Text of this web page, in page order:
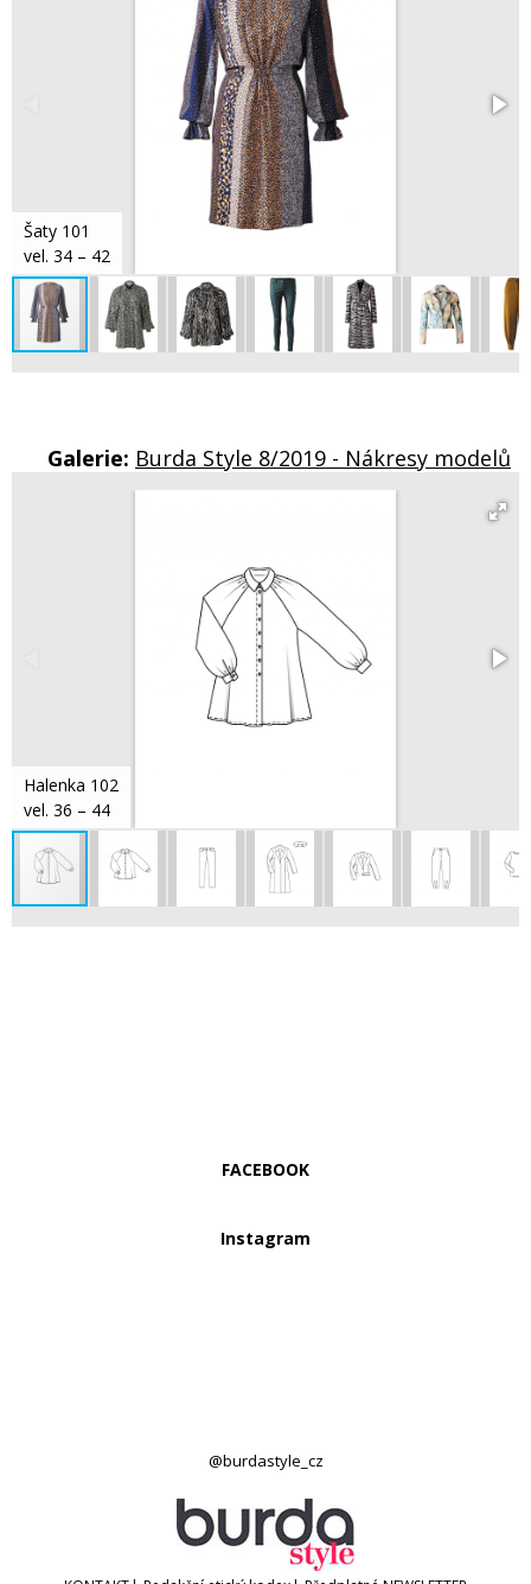
Šaty 101
vel. 34 – 42
Galerie: Burda Style 8/2019 - Nákresy modelů
Halenka 102
vel. 36 – 44
FACEBOOK
Instagram
@burdastyle_cz